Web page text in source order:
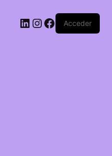
LinkedIn
Instagram
Facebook
Acceder